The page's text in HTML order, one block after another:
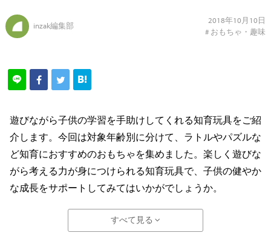
inzak編集部
2018年10月10日
# おもちゃ・趣味
遊びながら子供の学習を手助けしてくれる知育玩具をご紹
介します。今回は対象年齢別に分けて、ラトルやパズルな
ど知育におすすめのおもちゃを集めました。楽しく遊びな
がら考える力が身につけられる知育玩具で、子供の健やか
な成長をサポートしてみてはいかがでしょうか。
すべて見る